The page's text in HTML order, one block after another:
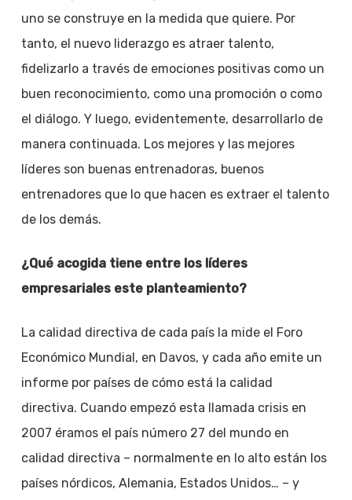
uno se construye en la medida que quiere. Por
tanto, el nuevo liderazgo es atraer talento,
fidelizarlo a través de emociones positivas como un
buen reconocimiento, como una promoción o como
el diálogo. Y luego, evidentemente, desarrollarlo de
manera continuada. Los mejores y las mejores
líderes son buenas entrenadoras, buenos
entrenadores que lo que hacen es extraer el talento
de los demás.
¿Qué acogida tiene entre los líderes
empresariales este planteamiento?
La calidad directiva de cada país la mide el Foro
Económico Mundial, en Davos, y cada año emite un
informe por países de cómo está la calidad
directiva. Cuando empezó esta llamada crisis en
2007 éramos el país número 27 del mundo en
calidad directiva – normalmente en lo alto están los
países nórdicos, Alemania, Estados Unidos… – y